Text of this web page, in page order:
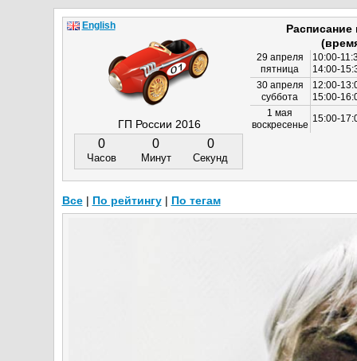
ГП России 2016
0
Часов
0
Минут
0
Секунд
29 апреля
пятница
10:00-
14:00-
30 апреля
суббота
12:00-
15:00-
1 мая
воскресенье
15:00-
English
Все| По рейтингу| По тегам